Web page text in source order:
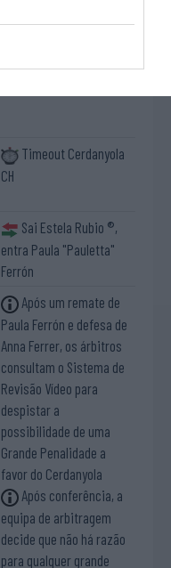
Gemma Solé
Timeout Cerdanyola
CH
Sai Estela Rubio ®,
entra Paula "Pauletta"
Ferrón
Após um remate de
Paula Ferrón e defesa de
Anna Ferrer, os árbitros
consultam o Sistema de
Revisão Vídeo para
despistar a
possibilidade de uma
Grande Penalidade a
favor do Cerdanyola
Após conferência, a
equipa de arbitragem
decide que não há razão
para qualquer grande